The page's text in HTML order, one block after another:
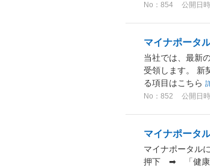
No：854 公開日
マイナポータ
当社では、最新
受領します。 新
る項目はこちら
No：852 公開日
マイナポータ
マイナポータル
押下 ➡ 「健康診